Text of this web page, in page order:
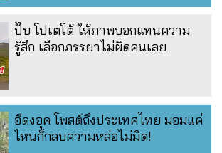
ปั๊บ โปเตโต้ ให้ภาพบอกแทนความ
รู้สึก เลือกภรรยาไม่ผิดคนเลย
อีดงอุค โพสต์ถึงประเทศไทย มอมแค่
ไหนก็กลบความหล่อไม่มิด!